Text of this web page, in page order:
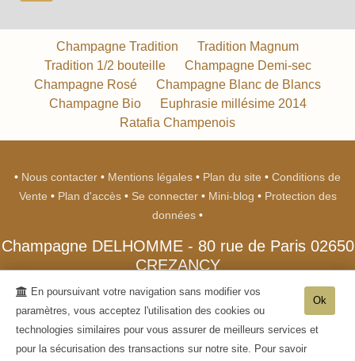
Champagne Tradition
Tradition Magnum
Tradition 1/2 bouteille
Champagne Demi-sec
Champagne Rosé
Champagne Blanc de Blancs
Champagne Bio
Euphrasie millésime 2014
Ratafia Champenois
• Nous contacter • Mentions légales • Plan du site • Conditions de
Vente • Plan d'accès • Se connecter • Mini-blog • Protection des
données •
Champagne DELHOMME - 80 rue de Paris 02650
CREZANCY
Tél. 0678950993 - Tva. : FR88190200600 - RCS : 190200600
- L'abus d'alcool est dangereux pour la santé, sachez consommer avec
modération. La vente d'alcool est interdite aux mineurs de moins de 18 ans. -
Ok
En poursuivant votre navigation sans modifier vos
paramètres, vous acceptez l'utilisation des cookies ou
technologies similaires pour vous assurer de meilleurs services et
pour la sécurisation des transactions sur notre site. Pour savoir